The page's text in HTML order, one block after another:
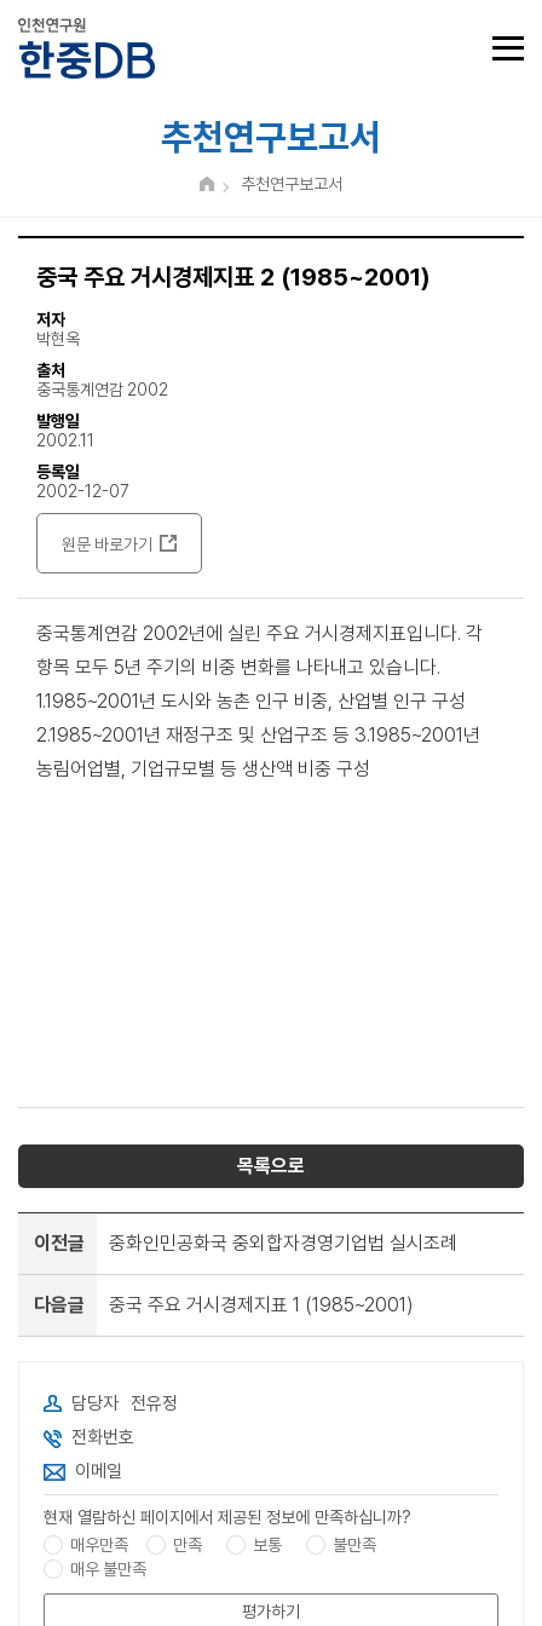
추천연구보고서
추천연구보고서
중국 주요 거시경제지표 2 (1985~2001)
저자
박현옥
출처
중국통계연감 2002
발행일
2002.11
등록일
2002-12-07
원문 바로가기
중국통계연감 2002년에 실린 주요 거시경제지표입니다. 각
항목 모두 5년 주기의 비중 변화를 나타내고 있습니다.
1.1985~2001년 도시와 농촌 인구 비중, 산업별 인구 구성
2.1985~2001년 재정구조 및 산업구조 등 3.1985~2001년
농림어업별, 기업규모별 등 생산액 비중 구성
목록으로
이전글 중화인민공화국 중외합자경영기업법 실시조례
다음글 중국 주요 거시경제지표 1 (1985~2001)
담당자 전유정
전화번호
이메일
현재 열람하신 페이지에서 제공된 정보에 만족하십니까?
매우만족
만족 보통
불만족
매우 불만족
평가하기